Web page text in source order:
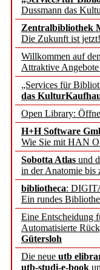
Dussmann das
Zentralbibliothek
Die Zukunft ist
Willkommen auf
Attraktive
„Services für
das
Open Library:
H+H Software
Wie Sie mit HAN
Sobotta Atlas und
in der Anatomie bis
bibliotheca:
Ein rundes
Eine Entscheidung
Automatisierte
Gütersloh
Die neue utb
utb-studi-e-book
Mohr
und